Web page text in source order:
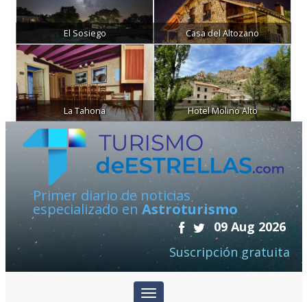
El Sosiego Casa del Altozano
La Tahona Hotel Molino Alto
Primer diario de noticias
especializado en Astroturismo
09 Aug 2026
Suscripción gratuita